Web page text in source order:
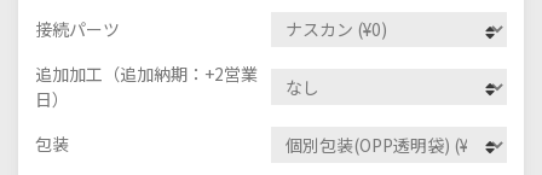
接続パーツ
追加加工（追加納期：+2営業
日）
包装